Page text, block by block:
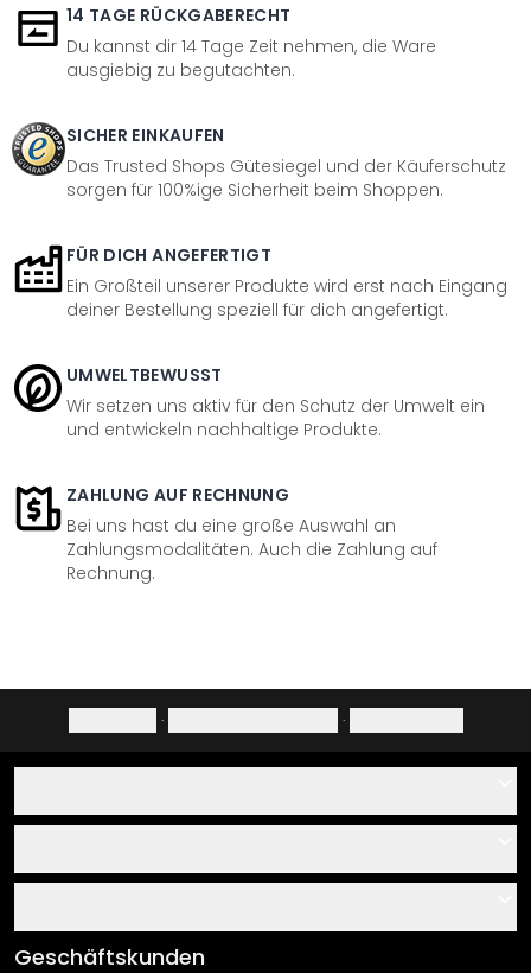
14 TAGE RÜCKGABERECHT
Du kannst dir 14 Tage Zeit nehmen, die Ware
ausgiebig zu begutachten.
SICHER EINKAUFEN
Das Trusted Shops Gütesiegel und der Käuferschutz
sorgen für 100%ige Sicherheit beim Shoppen.
FÜR DICH ANGEFERTIGT
Ein Großteil unserer Produkte wird erst nach Eingang
deiner Bestellung speziell für dich angefertigt.
UMWELTBEWUSST
Wir setzen uns aktiv für den Schutz der Umwelt ein
und entwickeln nachhaltige Produkte.
ZAHLUNG AUF RECHNUNG
Bei uns hast du eine große Auswahl an
Zahlungsmodalitäten. Auch die Zahlung auf
Rechnung.
· ·
Über uns
Klebe- und Montageanleitungen
AGB
Geschäftskunden